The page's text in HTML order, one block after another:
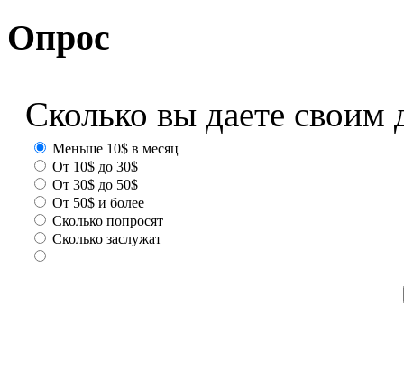
Опрос
Сколько вы даете своим
Меньше 10$ в месяц
От 10$ до 30$
От 30$ до 50$
От 50$ и более
Сколько попросят
Сколько заслужат